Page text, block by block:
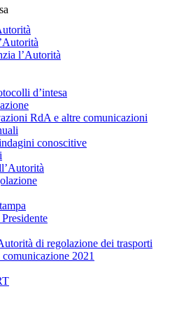
l’Autorità
d’intesa
RdA e altre comunicazioni
conoscitive
di regolazione dei trasporti
2021